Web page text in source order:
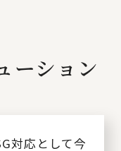
ーション
対応として今